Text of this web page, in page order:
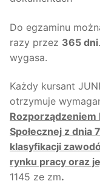
Do egzaminu
razy przez 365 dni
wygasa.
Każdy kursant
otrzymuje
Rozporządzeniem
Społecznej z dnia
klasyfikacji
rynku pracy oraz
1145 ze zm.